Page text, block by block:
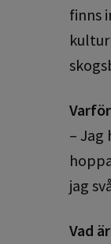
finns
– Jag
jag
Vad